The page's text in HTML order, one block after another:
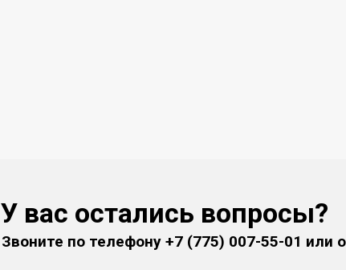
У вас остались вопросы?
Звоните по телефону+7 (775) 007-55-01 или